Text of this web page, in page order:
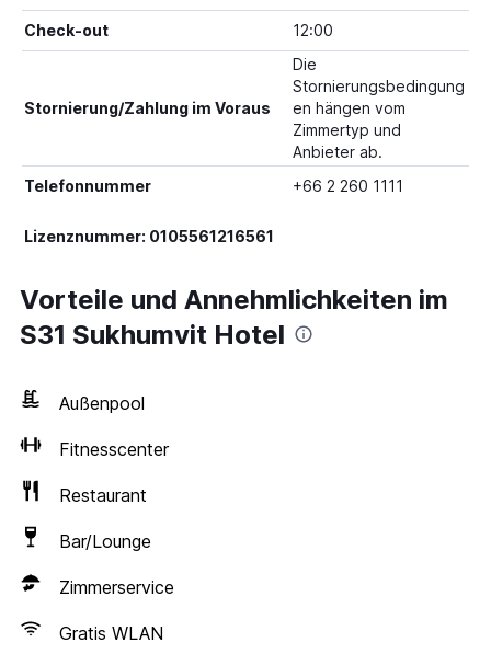
Check-out 12:00
Stornierung/Zahlung im Voraus
Die
Stornierungsbedingung
en hängen vom
Zimmertyp und
Anbieter ab.
Telefonnummer
+66 2 260 1111
Lizenznummer: 0105561216561
Vorteile und Annehmlichkeiten im
S31 Sukhumvit Hotel
Außenpool
Fitnesscenter
Restaurant
Bar/Lounge
Zimmerservice
Gratis WLAN